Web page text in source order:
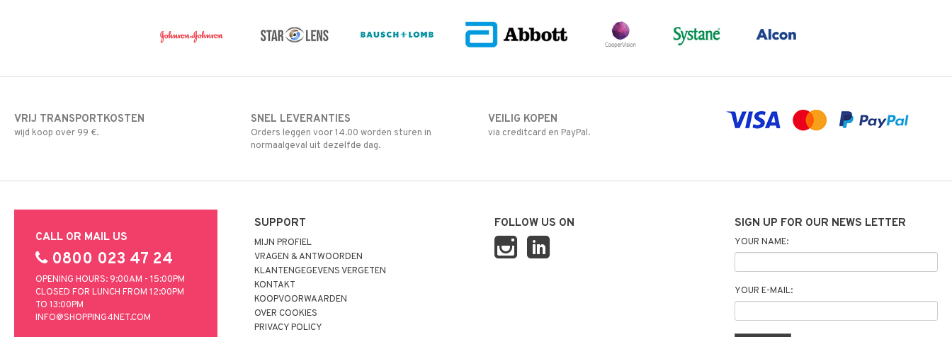
VRIJ TRANSPORTKOSTEN
wijd koop over 99 €.
SNEL LEVERANTIES
Orders leggen voor 14.00 worden sturen in
normaalgeval uit dezelfde dag.
VEILIG KOPEN
via creditcard en PayPal.
CALL OR MAIL US
0800 023 47 24
OPENING HOURS: 9:00AM - 15:00PM
CLOSED FOR LUNCH FROM 12:00PM
TO 13:00PM
INFO@SHOPPING4NET.COM
SUPPORT
MIJN PROFIEL
VRAGEN & ANTWOORDEN
KLANTENGEGEVENS VERGETEN
KONTAKT
KOOPVOORWAARDEN
OVER COOKIES
PRIVACY POLICY
FOLLOW US ON SIGN UP FOR OUR NEWS LETTER
YOUR NAME:
YOUR E-MAIL: